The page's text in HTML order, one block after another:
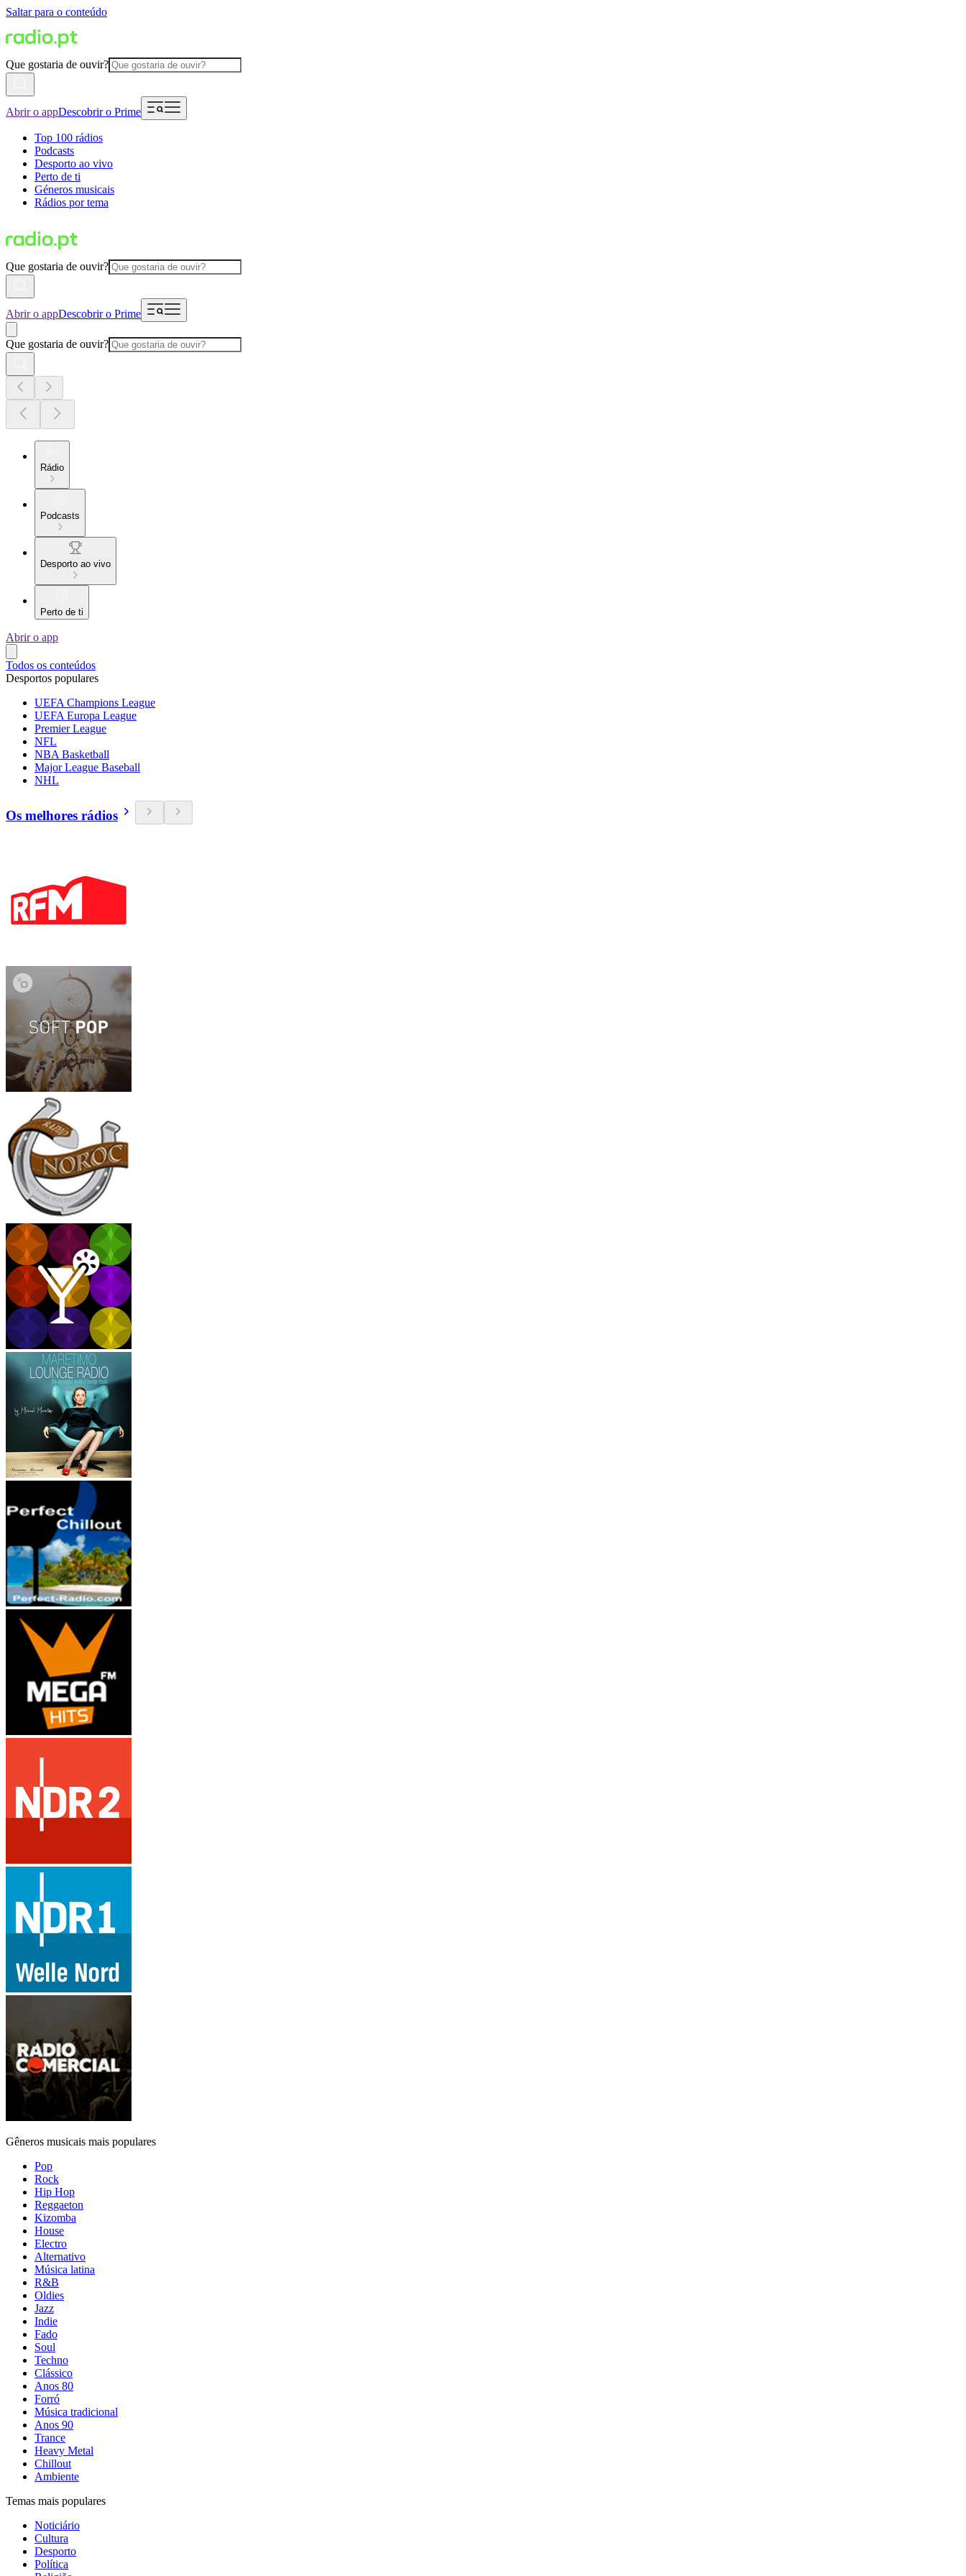
Saltar para o conteúdo
Que gostaria de ouvir?
Abrir o appDescobrir o Prime
Top 100 rádios
Podcasts
Desporto ao vivo
Perto de ti
Géneros musicais
Rádios por tema
Que gostaria de ouvir?
Abrir o appDescobrir o Prime
Que gostaria de ouvir?
Rádio
Podcasts
Desporto ao vivo
Perto de ti
Abrir o app
Todos os conteúdos
Desportos populares
UEFA Champions League
UEFA Europa League
Premier League
NFL
NBA Basketball
Major League Baseball
NHL
Os melhores rádios
Gêneros musicais mais populares
Pop
Rock
Hip Hop
Reggaeton
Kizomba
House
Electro
Alternativo
Música latina
R&B
Oldies
Jazz
Indie
Fado
Soul
Techno
Clássico
Anos 80
Forró
Música tradicional
Anos 90
Trance
Heavy Metal
Chillout
Ambiente
Temas mais populares
Noticiário
Cultura
Desporto
Política